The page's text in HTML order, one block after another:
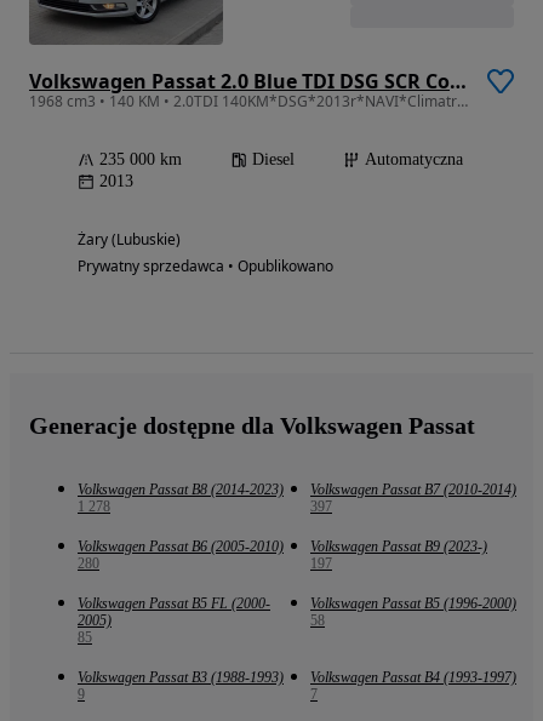
Volkswagen Passat 2.0 Blue TDI DSG SCR Comfortline
1968 cm3 • 140 KM • 2.0TDI 140KM*DSG*2013r*NAVI*Climatronic*Zadbany z Niemiec!!
235 000 km Diesel
Automatyczna
2013
Żary (Lubuskie)
Prywatny sprzedawca • Opublikowano
Generacje dostępne dla Volkswagen Passat
Volkswagen Passat B8 (2014-2023)
1 278
Volkswagen Passat B7 (2010-2014)
397
Volkswagen Passat B6 (2005-2010)
280
Volkswagen Passat B9 (2023-)
197
Volkswagen Passat B5 FL (2000-
2005)
85
Volkswagen Passat B5 (1996-2000)
58
Volkswagen Passat B3 (1988-1993)
9
Volkswagen Passat B4 (1993-1997)
7